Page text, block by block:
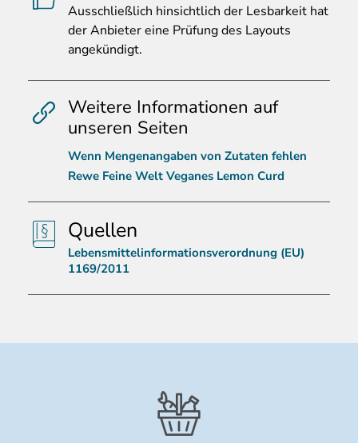
Ausschließlich hinsichtlich der Lesbarkeit hat
der Anbieter eine Prüfung des Layouts
angekündigt.
Weitere Informationen auf
unseren Seiten
Wenn Mengenangaben von Zutaten fehlen
Rewe Feine Welt Veganes Lemon Curd
Quellen
Lebensmittelinformationsverordnung (EU)
1169/2011